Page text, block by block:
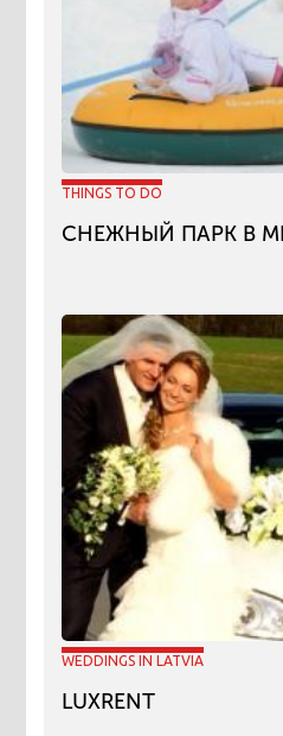
THINGS TO DO
СНЕЖНЫЙ ПАРК В
WEDDINGS IN LATVIA
LUXRENT